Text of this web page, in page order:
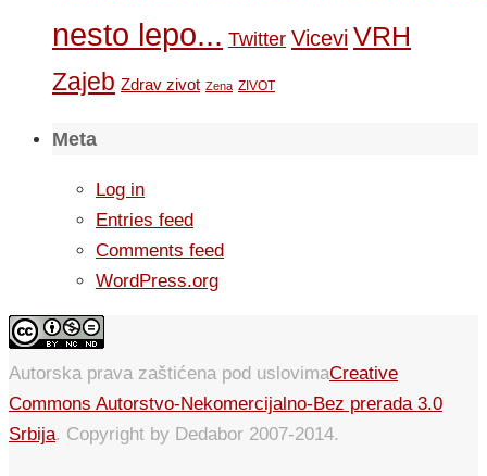
nesto lepo... Twitter Vicevi VRH
Zajeb Zdrav zivot Zena ZIVOT
Meta
Log in
Entries feed
Comments feed
WordPress.org
Autorska prava zaštićena pod uslovimaCreative
Commons Autorstvo-Nekomercijalno-Bez prerada 3.0
Srbija. Copyright by Dedabor 2007-2014.